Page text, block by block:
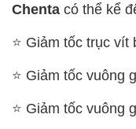
Chenta có thể kể
⭐ Giảm tốc trục vít
⭐ Giảm tốc vuông
⭐ Giảm tốc vuông